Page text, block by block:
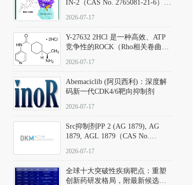
IN-2（CAS No. 2765081-21-6）：
向KRAS/NRAS/HRAS的广谱RAS
2026-07-17
Y-27632 2HCl 是一种高效、ATP
竞争性的ROCK（Rho相关卷曲螺
同等抑制ROCK1与ROCK2；其通
过精准嵌入激酶的ATP结合位点
发挥抑制作用，对ROCK1和
ROCK2的解离常数（Ki）分别为
140 nM和300 nM；在众多丝氨酸/
中，其靶向ROCK的选择性超过
200倍，凸显出优异的分子特异
2026-07-17
Abemaciclib (阿贝西利)：深度解
码新一代CDK4/6靶向抑制剂
2026-07-17
Src抑制剂PP 2 (AG 1879), AG
1879, AGL 1879（CAS No.
应用指南
2026-07-17
全球十大突破性疾病靶点：重塑
创新药研发格局，附最新候选分